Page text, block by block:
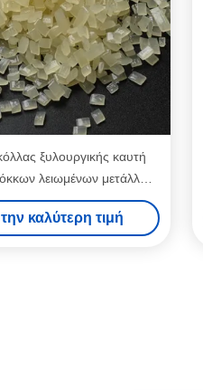
ξυλουργικής καυτή
λειωμένων μετάλλων
συγκολλητική
την καλύτερη τιμή